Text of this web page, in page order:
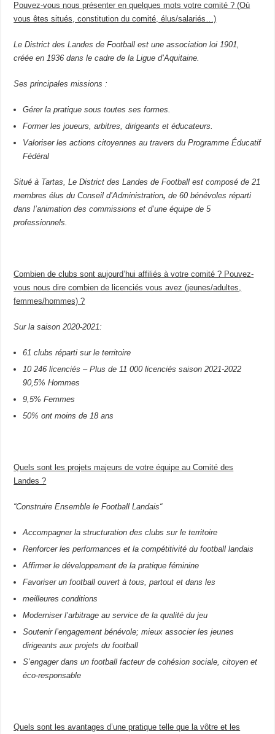
Pouvez-vous nous présenter en quelques mots votre comité ? (Où
vous êtes situés, constitution du comité, élus/salariés…)
Le District des Landes de Football est une association loi 1901,
créée en 1936 dans le cadre de la Ligue d’Aquitaine.
Ses principales missions :
Gérer la pratique sous toutes ses formes.
Former les joueurs, arbitres, dirigeants et éducateurs.
Valoriser les actions citoyennes au travers du Programme Éducatif
Fédéral
Situé à Tartas, Le District des Landes de Football est composé de 21
membres élus du Conseil d’Administration,de 60 bénévoles réparti
dans l’animation des commissions et d’une équipe de 5
professionnels.
Combien de clubs sont aujourd’hui affiliés à votre comité ? Pouvez-
vous nous dire combien de licenciés vous avez (jeunes/adultes,
femmes/hommes) ?
Sur la saison 2020-2021:
61 clubs réparti sur le territoire
10 246 licenciés – Plus de 11 000 licenciés saison 2021-2022
90,5% Hommes
9,5% Femmes
50% ont moins de 18 ans
Quels sont les projets majeurs de votre équipe au Comité des
Landes ?
“Construire Ensemble le Football Landais“
Accompagner la structuration des clubs sur le territoire
Renforcer les performances et la compétitivité du football landais
Affirmer le développement de la pratique féminine
Favoriser un football ouvert à tous, partout et dans les
meilleures conditions
Moderniser l’arbitrage au service de la qualité du jeu
Soutenir l’engagement bénévole; mieux associer les jeunes
dirigeants aux projets du football
S’engager dans un football facteur de cohésion sociale, citoyen et
éco-responsable
Quels sont les avantages d’une pratique telle que la vôtre et les